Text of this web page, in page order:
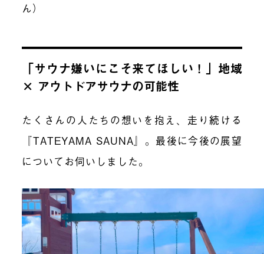
ん）
「サウナ嫌いにこそ来てほしい！」地域
× アウトドアサウナの可能性
たくさんの人たちの想いを抱え、走り続ける
『TATEYAMA SAUNA』。最後に今後の展望
についてお伺いしました。